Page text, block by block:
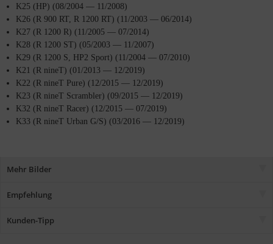
K25 (HP) (08/2004 — 11/2008)
K26 (R 900 RT, R 1200 RT) (11/2003 — 06/2014)
K27 (R 1200 R) (11/2005 — 07/2014)
K28 (R 1200 ST) (05/2003 — 11/2007)
K29 (R 1200 S, HP2 Sport) (11/2004 — 07/2010)
K21 (R nineT) (01/2013 — 12/2019)
K22 (R nineT Pure) (12/2015 — 12/2019)
K23 (R nineT Scrambler) (09/2015 — 12/2019)
K32 (R nineT Racer) (12/2015 — 07/2019)
K33 (R nineT Urban G/S) (03/2016 — 12/2019)
Mehr Bilder
Empfehlung
Kunden-Tipp